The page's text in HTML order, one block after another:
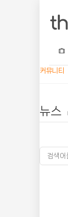
커뮤니티
뉴스